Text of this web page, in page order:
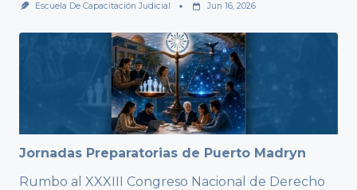
Escuela De Capacitación Judicial Jun 16, 2026
Jornadas Preparatorias de Puerto Madryn
Rumbo al XXXIII Congreso Nacional de Derecho